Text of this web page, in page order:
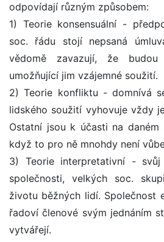
odpovídají různým způsobem:
1) Teorie konsensuální -
soc. řádu stojí nepsaná
vědomě zavazují, že budou
umožňující jim vzájemné soužití.
2) Teorie konfliktu - domnívá
lidského soužití vyhovuje vždy
Ostatní jsou k účasti na daném
když to pro ně mnohdy není
3) Teorie interpretativní - svůj
společnosti, velkých soc.
životu běžných lidí. Společnost
řadoví členové svým jednáním
vytvářejí.